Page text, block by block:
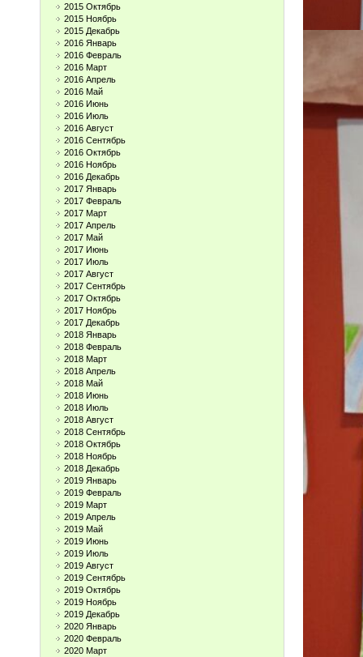
2015 Октябрь
2015 Ноябрь
2015 Декабрь
2016 Январь
2016 Февраль
2016 Март
2016 Апрель
2016 Май
2016 Июнь
2016 Июль
2016 Август
2016 Сентябрь
2016 Октябрь
2016 Ноябрь
2016 Декабрь
2017 Январь
2017 Февраль
2017 Март
2017 Апрель
2017 Май
2017 Июнь
2017 Июль
2017 Август
2017 Сентябрь
2017 Октябрь
2017 Ноябрь
2017 Декабрь
2018 Январь
2018 Февраль
2018 Март
2018 Апрель
2018 Май
2018 Июнь
2018 Июль
2018 Август
2018 Сентябрь
2018 Октябрь
2018 Ноябрь
2018 Декабрь
2019 Январь
2019 Февраль
2019 Март
2019 Апрель
2019 Май
2019 Июнь
2019 Июль
2019 Август
2019 Сентябрь
2019 Октябрь
2019 Ноябрь
2019 Декабрь
2020 Январь
2020 Февраль
2020 Март